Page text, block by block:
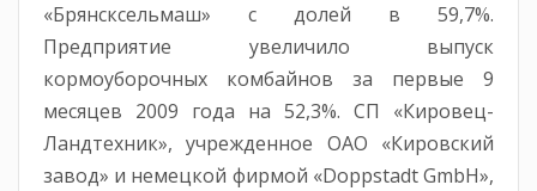
«Брянсксельмаш» с долей в 59,7%.
Предприятие увеличило выпуск
кормоуборочных комбайнов за первые 9
месяцев 2009 года на 52,3%. СП «Кировец-
Ландтехник», учрежденное ОАО «Кировский
завод» и немецкой фирмой «Doppstadt GmbH»,